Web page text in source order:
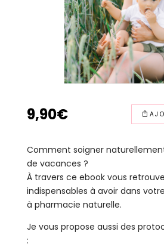
9,90€
Comment soigner
de vacances ?
À travers ce ebook vous
indispensables à avoir dans
à pharmacie naturelle.
Je vous propose aussi des
: